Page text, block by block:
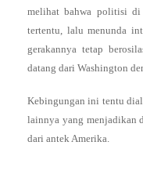
melihat bahwa politisi di
tertentu, lalu menunda
gerakannya tetap
datang dari Washington
Kebingungan ini tentu
lainnya yang menjadikan
dari antek Amerika.